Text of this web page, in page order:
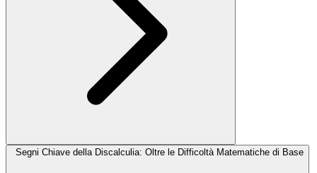
Segni Chiave della Discalculia: Oltre le Difficoltà Matematiche di Base